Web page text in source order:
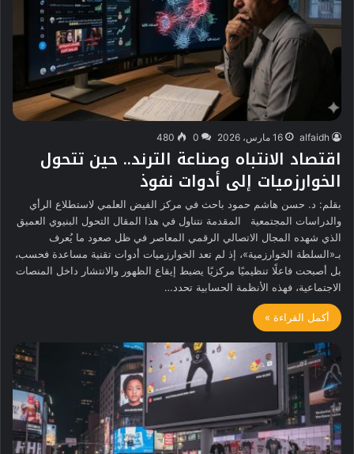
alfaidh 16 مارس، 2026 0
480
اقتصاد الانتباه وصناعة الترند.. حين تتحول
الخوارزميات إلى أدوات نفوذ
بقلم: د. حسن هاشم حمود باحث في مركز الفيض العلمي لاستطلاع الرأي
والدراسات المجتمعية المقدمة نتناول في هذا المقال التحول البنيوي العميق
الذي شهده المجال الاتصالي الرقمي المعاصر في ظل صعود ما يُعرف
بـ«السلطة الخوارزمية»، إذ لم تعد الخوارزميات أدوات تقنية مساعدة فحسب،
بل أصبحت فاعلًا تنظيميًا مركزيًا يضبط إيقاع الظهور والانتشار داخل المنصات
الاجتماعية، فهذه الأنظمة الحسابية تحدد…
أكمل القراءة »